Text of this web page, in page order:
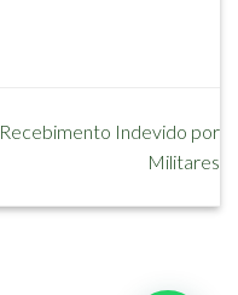
Recebimento Indevido por
Militares